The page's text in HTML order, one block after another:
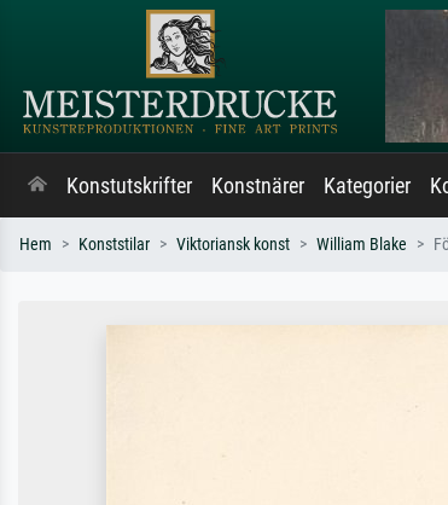
Konstutskrifter Konstnärer Kategorier
Hem Konststilar Viktoriansk konst William Blake